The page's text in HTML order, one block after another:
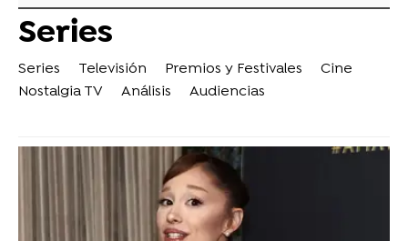
Series
Series Televisión Premios y Festivales
Cine
Nostalgia TV
Análisis Audiencias